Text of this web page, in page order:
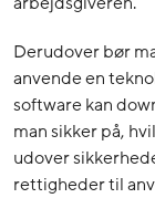
Derudover bør
anvende en
software kan
man sikker på,
udover
rettigheder til